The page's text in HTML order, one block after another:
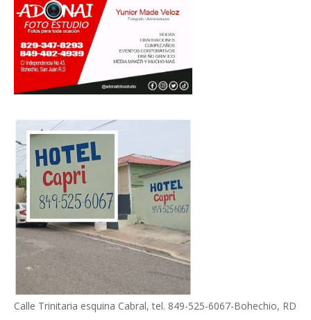
Calle Trinitaria esquina Cabral, tel. 849-525-6067-Bohechio, RD